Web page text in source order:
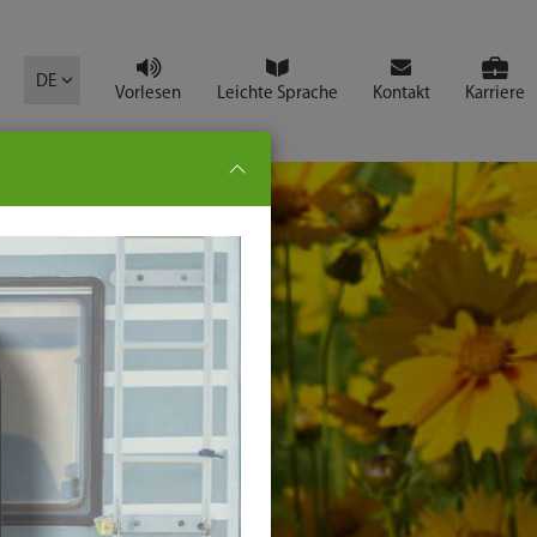
DE
Vorlesen Leichte Sprache Kontakt Karriere